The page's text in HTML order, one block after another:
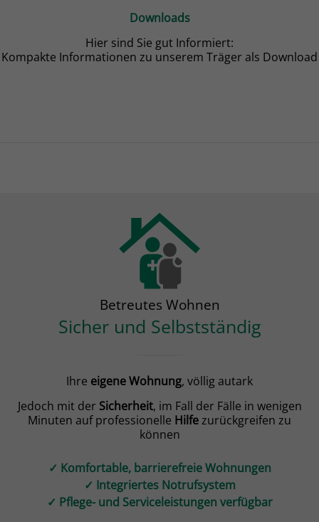
Downloads
Hier sind Sie gut Informiert:
Kompakte Informationen zu unserem Träger als Download
Betreutes Wohnen
Sicher und Selbstständig
Ihre eigeneWohnung, völlig autark
Jedoch mit der Sicherheit, im Fall der Fälle in wenigen
Minuten auf professionelle Hilfezurückgreifen zu
können
✓ Komfortable, barrierefreie Wohnungen
✓ Integriertes Notrufsystem
✓ Pflege- und Serviceleistungen verfügbar